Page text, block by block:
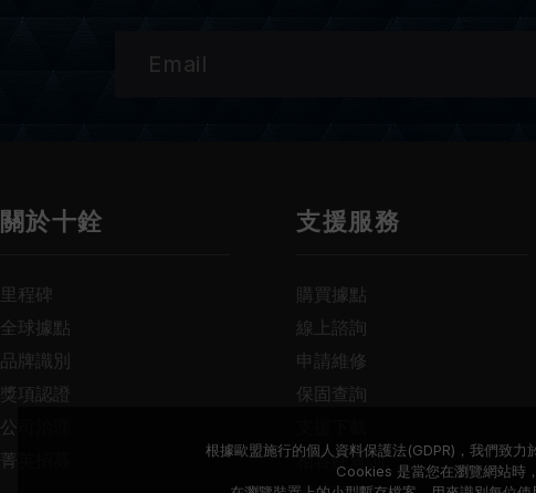
關於十銓
里程碑
全球據點
品牌識別
獎項認證
公司治理
菁英招募
支援服務
購買據點
線上諮詢
申請維修
保固查詢
相容性查詢
根據歐盟施行的個人資料保護法(GDPR)，我們致力
Cookies 是當您在瀏覽網站時，